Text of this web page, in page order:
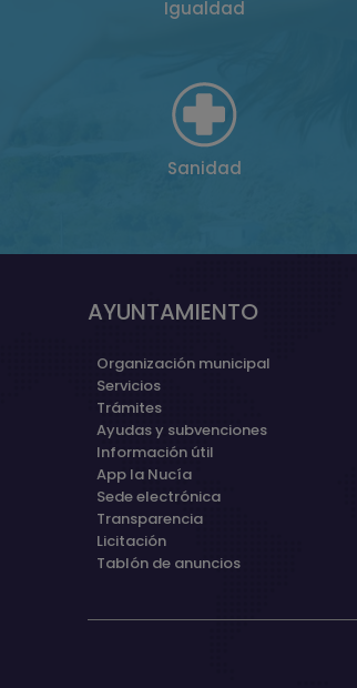
Igualdad
Sanidad
AYUNTAMIENTO
Organización municipal
Servicios
Trámites
Ayudas y subvenciones
Información útil
App la Nucía
Sede electrónica
Transparencia
Licitación
Tablón de anuncios